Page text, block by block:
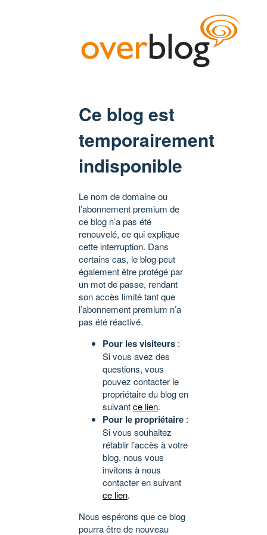
Ce blog est
temporairement
indisponible
Le nom de domaine ou
l’abonnement premium de
ce blog n’a pas été
renouvelé, ce qui explique
cette interruption. Dans
certains cas, le blog peut
également être protégé par
un mot de passe, rendant
son accès limité tant que
l’abonnement premium n’a
pas été réactivé.
Pour les visiteurs :
Si vous avez des
questions, vous
pouvez contacter le
propriétaire du blog en
suivantce lien.
Pour le propriétaire :
Si vous souhaitez
rétablir l’accès à votre
blog, nous vous
invitons à nous
contacter en suivant
ce lien.
Nous espérons que ce blog
pourra être de nouveau